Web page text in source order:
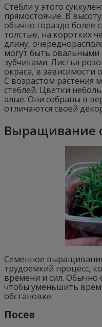
Стебли у этого
прямостоячие. В
обычно гораздо более
толстые, на коротких
длину,
могут быть
зубчиками. Листья
окраса, в зависимости
С возрастом растения
стеблей. Цветки
алые. Они собраны в
отличаются своей
Выращивание
Семенное
трудоемкий процесс,
времени и сил. Обычно
чтобы уменьшить
обстановке.
Посев